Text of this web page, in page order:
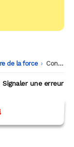
de la force -
Conseils pour vous sculpter un corps en V
Signaler une erreur